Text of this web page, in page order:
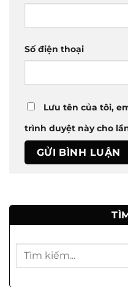
Số điện thoại
Lưu tên của tôi,
trình duyệt này cho